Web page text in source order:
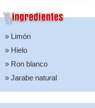
Limón
Hielo
Ron blanco
Jarabe natural